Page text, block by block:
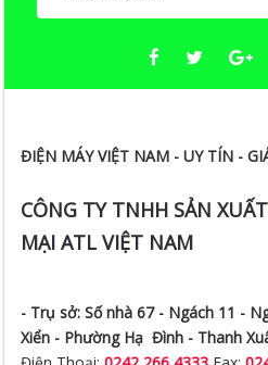
ĐIỆN MÁY VIỆT NAM - UY TÍN -
CÔNG TY TNHH SẢN
MẠI ATL VIỆT NAM
- Trụ sở: Số nhà 67 - Ngách 11 -
Xiển - Phường Hạ Đình - Thanh